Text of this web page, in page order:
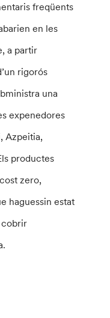
freqüents
en les
a partir
rigorós
una
expenedores
Azpeitia,
productes
zero,
haguessin estat
cobrir